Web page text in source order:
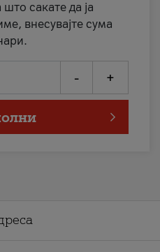
што сакате да ја
внесувајте сума
- +